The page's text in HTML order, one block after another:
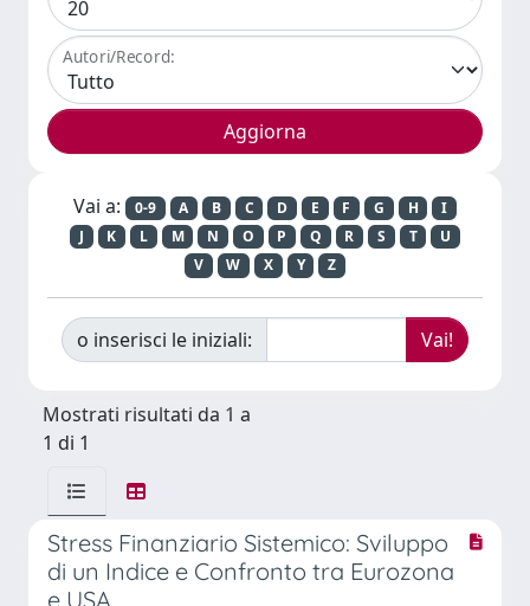
Autori/Record:
Vai a: 0-9 A B C D E F G H
I
J
K L M N O P Q R S T
U
V
W X Y Z
o inserisci le iniziali:
Mostrati risultati da 1 a
1 di 1
Stress Finanziario Sistemico: Sviluppo
di un Indice e Confronto tra Eurozona
e USA.